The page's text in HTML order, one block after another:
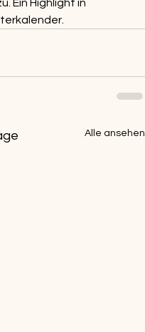
Ein Highlight in
Alle ansehen